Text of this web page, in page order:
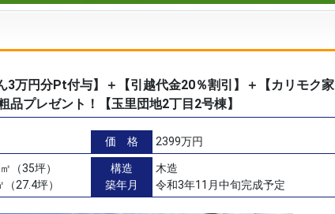
3万円分Pt付与】＋【引越代金20％割引】＋【カリモク家
品プレゼント！【玉里団地2丁目2号棟】
価 格 2399万円
（35坪）
27.4坪）
構造
築年月
木造
令和3年11月中旬完成予定